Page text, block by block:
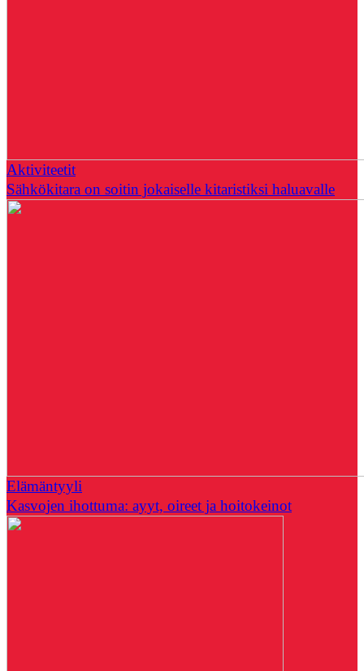
Aktiviteetit
Sähkökitara on soitin jokaiselle kitaristiksi haluavalle
Elämäntyyli
Kasvojen ihottuma: ayyt, oireet ja hoitokeinot